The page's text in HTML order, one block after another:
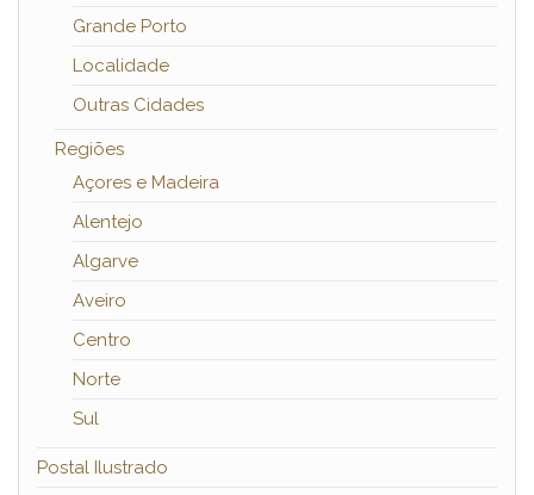
Grande Porto
Localidade
Outras Cidades
Regiões
Açores e Madeira
Alentejo
Algarve
Aveiro
Centro
Norte
Sul
Postal Ilustrado